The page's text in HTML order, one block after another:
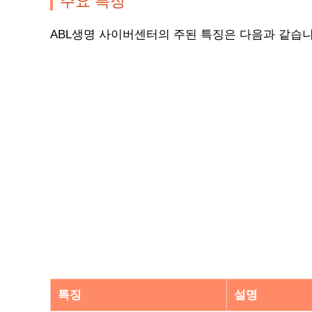
ABL생명 사이버센터의 주된 특징은 다음과 같습
특징 설명